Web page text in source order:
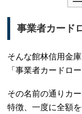
事業者カード
そんな館林信用金
「事業者カードロ
その名前の通りカ
特徴、一度に全額